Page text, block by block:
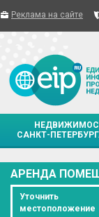
Реклама на сайте
САНКТ-
АРЕНДА
Уточнить
местоположение